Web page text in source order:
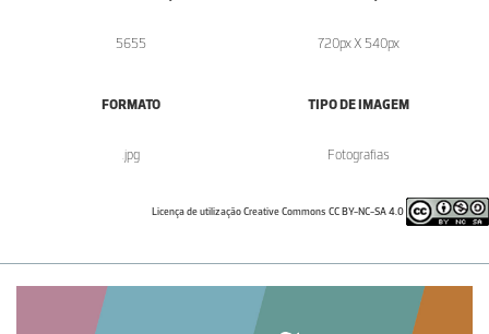
5655 720px X 540px
FORMATO
.jpg
TIPO DE IMAGEM
Fotografias
Licença de utilização Creative Commons CC BY-NC-SA 4.0